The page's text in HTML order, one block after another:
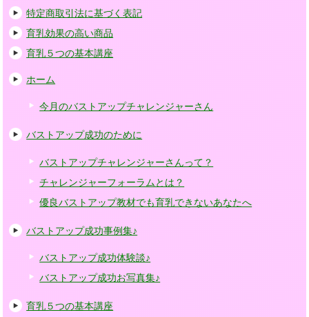
特定商取引法に基づく表記
育乳効果の高い商品
育乳５つの基本講座
ホーム
今月のバストアップチャレンジャーさん
バストアップ成功のために
バストアップチャレンジャーさんって？
チャレンジャーフォーラムとは？
優良バストアップ教材でも育乳できないあなたへ
バストアップ成功事例集♪
バストアップ成功体験談♪
バストアップ成功お写真集♪
育乳５つの基本講座